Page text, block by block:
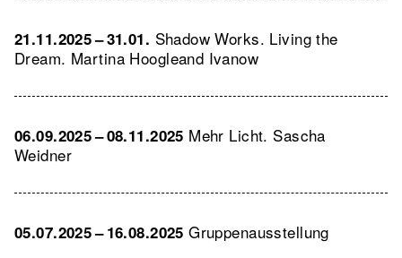
21.11.2025 – 31.01. Shadow Works. Living the
Dream. Martina Hoogleand Ivanow
06.09.2025 – 08.11.2025 Mehr Licht. Sascha
Weidner
05.07.2025 – 16.08.2025Gruppenausstellung